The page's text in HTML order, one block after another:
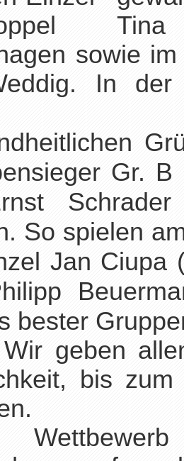
sowie
In der
Gr.
So spielen
Jan Ciupa
bester
Wir geben
bis